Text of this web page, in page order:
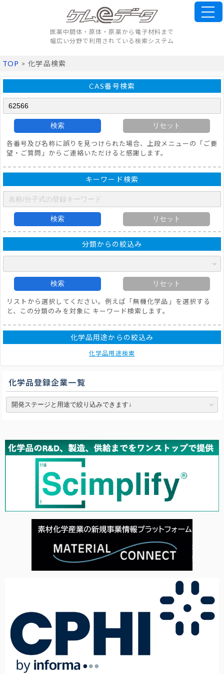
医薬中間体・原体・原薬から電子材料まで
幅広い分野で利用されている検索システム
TOP > 化学品検索
CAS番号検索
検索 リセット
各番号及び名称に誤りを見つけられた場合、上段メニューの「ご要
望・ご質問」からご連絡いただけると感謝します。
キーワード検索
検索 リセット
分類からの絞込み
検索 リセット
リストから選択してください。例えば「無機化学品」を選択する
と、この分類のみを対象に キーワード検索します。
化学品用途からの絞込み
化学品用途検索
化学品登録企業一覧